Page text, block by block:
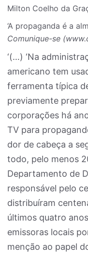
Milton Coelho da
‘A propaganda é a
Comunique-se
‘(…) ‘Na
americano tem
ferramenta típica
previamente
corporações há
TV para
dor de cabeça a
todo, pelo menos
Departamento de
responsável pelo
distribuíram
últimos quatro
emissoras locais
menção ao papel